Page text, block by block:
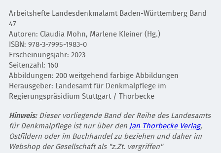
Arbeitshefte Landesdenkmalamt Baden-Württemberg Band
47
Autoren: Claudia Mohn, Marlene Kleiner (Hg.)
ISBN: 978-3-7995-1983-0
Erscheinungsjahr: 2023
Seitenzahl: 160
Abbildungen: 200 weitgehend farbige Abbildungen
Herausgeber: Landesamt für Denkmalpflege im
Regierungspräsidium Stuttgart / Thorbecke
Hinweis: Dieser vorliegende Band der Reihe des Landesamts
für Denkmalpflege ist nur über den Jan Thorbecke Verlag,
Ostfildern oder im Buchhandel zu beziehen und daher im
Webshop der Gesellschaft als "z.Zt. vergriffen"